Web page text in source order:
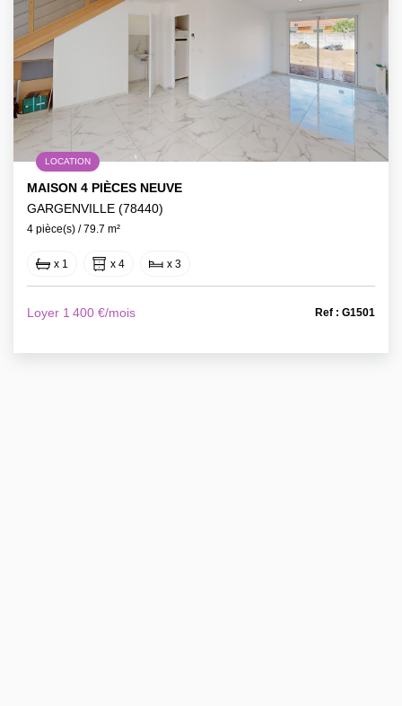
LOCATION
MAISON 4 PIÈCES NEUVE
GARGENVILLE (78440)
4 pièce(s) / 79.7 m²
x 1 x 4 x 3
Loyer 1 400 €/mois Ref : G1501